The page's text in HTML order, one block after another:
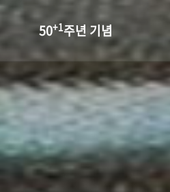
50+1주년 기념
성과 50선
숫자로 보는 50년
세계와 함께 한 KIHASA